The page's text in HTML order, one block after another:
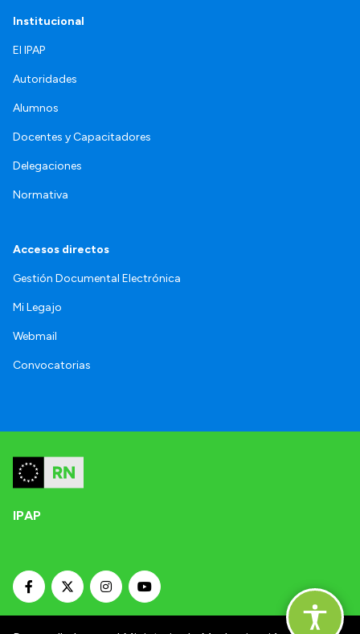
Institucional
El IPAP
Autoridades
Alumnos
Docentes y Capacitadores
Delegaciones
Normativa
Accesos directos
Gestión Documental Electrónica
Mi Legajo
Webmail
Convocatorias
IPAP